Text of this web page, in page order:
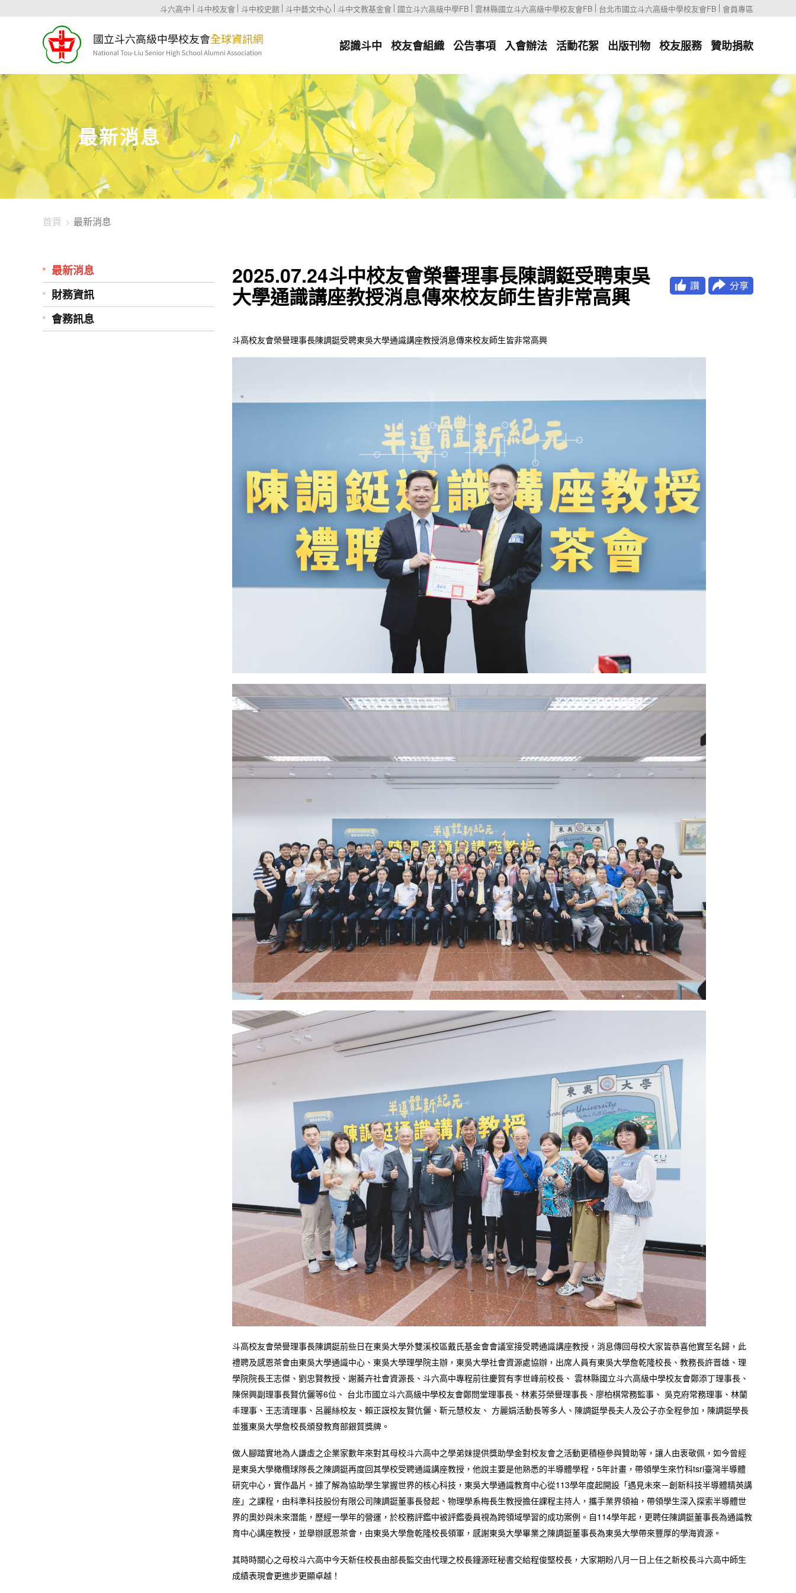
斗六高中 斗中校友會 斗中校史館 斗中藝文中心 斗中文教基金會 國立斗六高級中學FB 雲林縣國立斗六高級中學校友會FB 台北市國立斗六高級中學校友會FB 會員專區
認識斗中 校友會組織 公告事項 入會辦法 活動花絮 出版刊物 校友服務 贊助捐款
最新消息
首頁 最新消息
最新消息
財務資訊
會務訊息
2025.07.24斗中校友會榮譽理事長陳調鋌受聘東吳
大學通識講座教授消息傳來校友師生皆非常高興
斗高校友會榮譽理事長陳調鋌受聘東吳大學通識講座教授消息傳來校友師生皆非常高興
斗高校友會榮譽理事長陳調鋌前些日在東吳大學外雙溪校區戴氏基金會會議室接受聘通識講座教授，消息傳回母校大家皆恭喜他實至名歸，此
禮聘及感恩茶會由東吳大學通識中心、東吳大學理學院主辦，東吳大學社會資源處協辦，出席人員有東吳大學詹乾隆校長、教務長許晋雄、理
學院院長王志傑、劉忠賢教授、謝蕎卉社會資源長、斗六高中專程前往慶賀有李世峰前校長、 雲林縣國立斗六高級中學校友會鄭添丁理事長、
陳保興副理事長賢伉儷等6位、 台北市國立斗六高級中學校友會鄭問堂理事長、林素芬榮譽理事長、廖柏棋常務監事、 吳克府常務理事、林蘭
丰理事、王志清理事、呂麗絲校友、賴正謨校友賢伉儷、靳元慧校友、 方麗娟活動長等多人、陳調鋌學長夫人及公子亦全程參加，陳調鋌學長
並獲東吳大學詹校長頒發教育部銀質獎牌。
做人腳踏實地為人謙虛之企業家數年來對其母校斗六高中之學弟妹提供獎助學金對校友會之活動更積極參與贊助等，讓人由衷敬佩，如今曾經
是東吳大學橄欖球隊長之陳調鋌再度回其學校受聘通識講座教授，他說主要是他熟悉的半導體學程，5年計畫，帶領學生來竹科tsri臺灣半導體
研究中心，實作晶片。據了解為協助學生掌握世界的核心科技，東吳大學通識教育中心從113學年度起開設「遇見未來－創新科技半導體精英講
座」之課程，由科準科技股份有限公司陳調鋌董事長發起、物理學系梅長生教授擔任課程主持人，攜手業界領袖，帶領學生深入探索半導體世
界的奧妙與未來潛能，歷經一學年的營運，於校務評鑑中被評鑑委員視為跨領域學習的成功案例。自114學年起，更聘任陳調鋌董事長為通識教
育中心講座教授，並舉辦感恩茶會，由東吳大學詹乾隆校長領軍，感謝東吳大學畢業之陳調鋌董事長為東吳大學帶來豐厚的學海資源。
其時時關心之母校斗六高中今天新任校長由部長監交由代理之校長鐘源旺秘書交給程俊堅校長，大家期盼八月一日上任之新校長斗六高中師生
成績表現會更進步更顯卓越！